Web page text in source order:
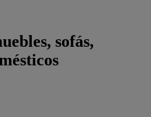
sofás,